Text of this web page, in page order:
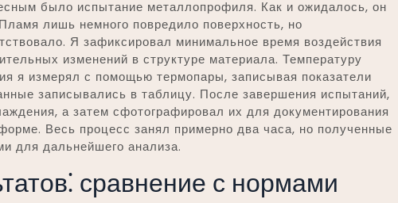
было испытание металлопрофиля. Как и ожидалось, он
лишь немного повредило поверхность, но
Я зафиксировал минимальное время воздействия
изменений в структуре материала. Температуру
я измерял с помощью термопары, записывая показатели
записывались в таблицу. После завершения испытаний,
а затем сфотографировал их для документирования
Весь процесс занял примерно два часа, но полученные
для дальнейшего анализа.
сравнение с нормами